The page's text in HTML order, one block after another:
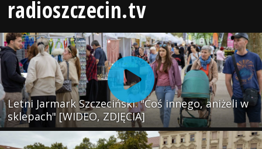
radioszczecin.tv
Letni Jarmark Szczeciński. "Coś innego, aniżeli w
sklepach" [WIDEO, ZDJĘCIA]